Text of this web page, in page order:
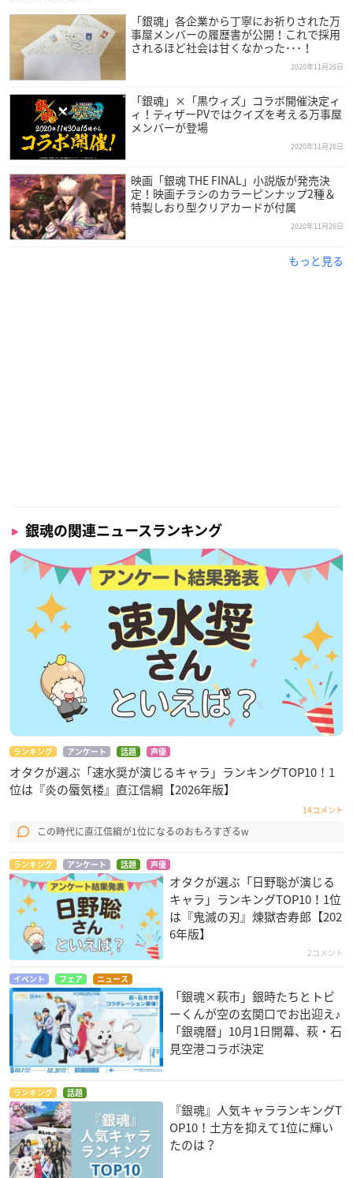
「銀魂」各企業から丁寧にお祈りされた万
事屋メンバーの履歴書が公開！これで採用
されるほど社会は甘くなかった･･･！
2020年11月26日
「銀魂」×「黒ウィズ」コラボ開催決定ィ
ィ！ティザーPVではクイズを考える万事屋
メンバーが登場
2020年11月26日
映画「銀魂 THE FINAL」小説版が発売決
定！映画チラシのカラーピンナップ2種＆
特製しおり型クリアカードが付属
2020年11月26日
もっと見る
銀魂の関連ニュースランキング
ランキング アンケート 話題 声優
オタクが選ぶ「速水奨が演じるキャラ」ランキングTOP10！1
位は『炎の蜃気楼』直江信綱【2026年版】
14コメント
この時代に直江信綱が1位になるのおもろすぎるw
ランキング アンケート 話題 声優
オタクが選ぶ「日野聡が演じる
キャラ」ランキングTOP10！1位
は『鬼滅の刃』煉󠄁獄杏寿郎【202
6年版】
2コメント
イベント フェア ニュース
「銀魂×萩市」銀時たちとトビ
ーくんが空の玄関口でお出迎え♪
「銀魂暦」10月1日開幕、萩・石
見空港コラボ決定
ランキング 話題
『銀魂』人気キャラランキングT
OP10！土方を抑えて1位に輝い
たのは？